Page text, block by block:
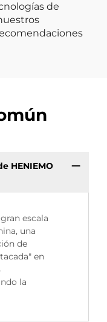
de
HENIEMO
escala
una
de
en
la